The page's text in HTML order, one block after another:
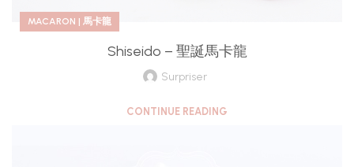
MACARON | 馬卡龍
Shiseido – 聖誕馬卡龍
Surpriser
CONTINUE READING